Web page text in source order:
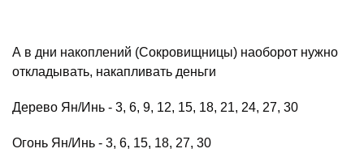
А в дни накоплений (Сокровищницы) наоборот нужно
откладывать, накапливать деньги
Дерево Ян/Инь - 3, 6, 9, 12, 15, 18, 21, 24, 27, 30
Огонь Ян/Инь - 3, 6, 15, 18, 27, 30